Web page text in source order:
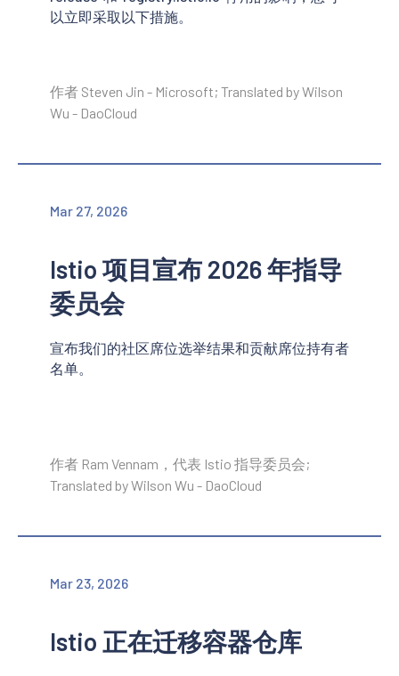
以立即采取以下措施。
作者 Steven Jin - Microsoft; Translated by Wilson
Wu - DaoCloud
Mar 27, 2026
Istio 项目宣布 2026 年指导
委员会
宣布我们的社区席位选举结果和贡献席位持有者
名单。
作者 Ram Vennam，代表 Istio 指导委员会;
Translated by Wilson Wu - DaoCloud
Mar 23, 2026
Istio 正在迁移容器仓库